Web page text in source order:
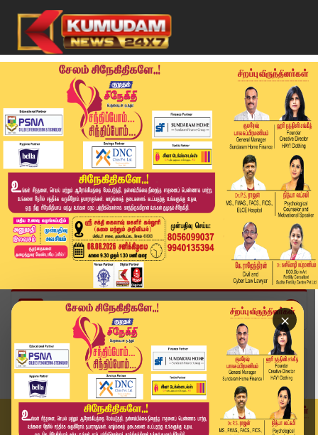
×
Home
வீடியோ ஸ்டோரி
திருவள்ளூரில் பள்ளி, கல்லூரிகள் நாளை விடுமுறை |...